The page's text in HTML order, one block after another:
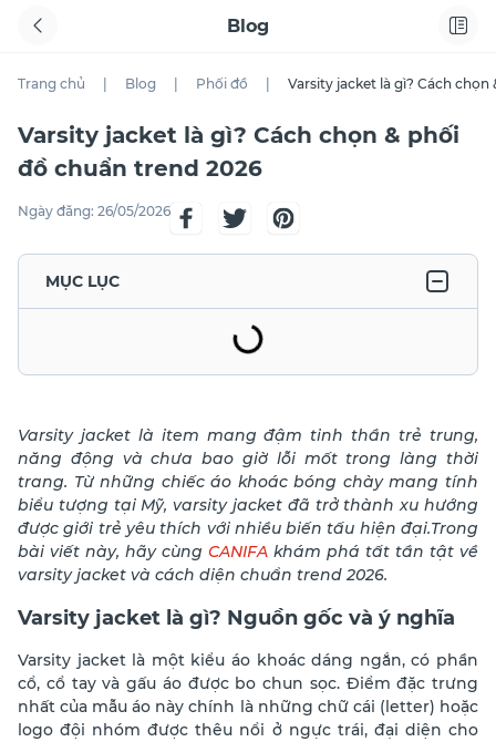
Blog
Trang chủ Blog Phối đồ Varsity jacket là gì? Cách
Varsity jacket là gì? Cách chọn & phối
đồ chuẩn trend 2026
Ngày đăng: 26/05/2026
MỤC LỤC
Varsity jacket là item mang đậm tinh thần trẻ trung,
năng động và chưa bao giờ lỗi mốt trong làng thời
trang. Từ những chiếc áo khoác bóng chày mang tính
biểu tượng tại Mỹ, varsity jacket đã trở thành xu hướng
được giới trẻ yêu thích với nhiều biến tấu hiện đại.Trong
bài viết này, hãy cùng CANIFA khám phá tất tần tật về
varsity jacket và cách diện chuẩn trend 2026.
Varsity jacket là gì? Nguồn gốc và ý nghĩa
Varsity jacket là một kiểu áo khoác dáng ngắn, có phần
cổ, cổ tay và gấu áo được bo chun sọc. Điểm đặc trưng
nhất của mẫu áo này chính là những chữ cái (letter) hoặc
logo đội nhóm được thêu nổi ở ngực trái, đại diện cho